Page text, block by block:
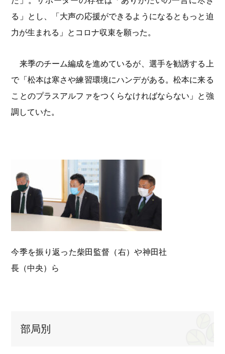
る」とし、「大声の応援ができるようになるともっと迫
力が生まれる」とコロナ収束を願った。
来季のチーム編成を進めているが、選手を勧誘する上
で「松本は寒さや練習環境にハンデがある。松本に来る
ことのプラスアルファをつくらなければならない」と強
調していた。
今季を振り返った柴田監督（右）や神田社
長（中央）ら
部局別